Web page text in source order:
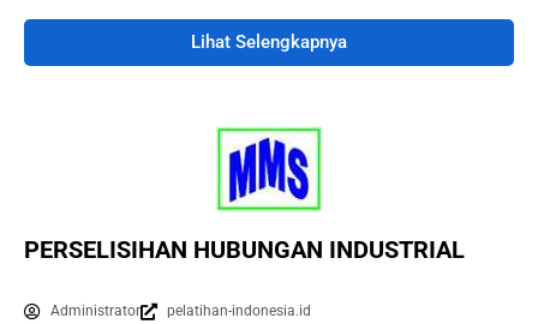
Lihat Selengkapnya
PERSELISIHAN HUBUNGAN INDUSTRIAL
Administrator pelatihan-indonesia.id